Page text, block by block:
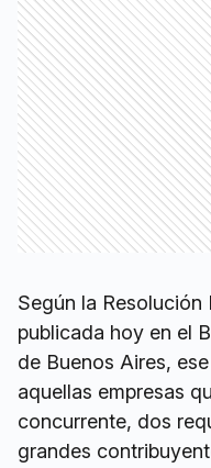
Según la Resolución
publicada hoy en el
de Buenos Aires,
aquellas empresas
concurrente, dos
grandes